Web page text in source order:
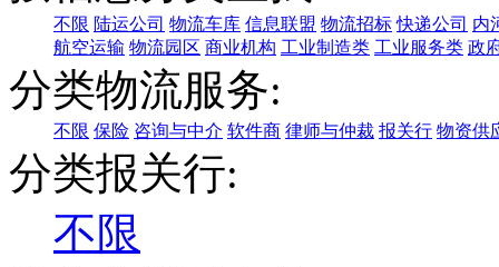
不限 陆运公司 物流车库 信息联盟 物流招标 快递公司 内
航空运输 物流园区 商业机构 工业制造类 工业服务类 政
分类物流服务:
不限 保险 咨询与中介 软件商 律师与仲裁 报关行 物资供
分类报关行:
不限